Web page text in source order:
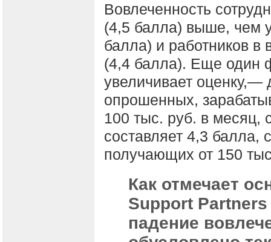
Вовлеченность
(4,5 балла) выше, чем
балла) и работников в
(4,4 балла). Еще один
увеличивает оценку,—
опрошенных,
100 тыс. руб. в месяц,
составляет 4,3 балла,
получающих от 150
Как отмечает
Support
падение